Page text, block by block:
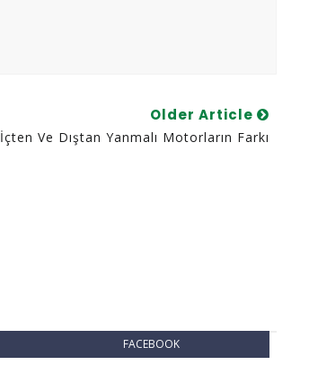
Older Article
İçten Ve Dıştan Yanmalı Motorların Farkı
FACEBOOK